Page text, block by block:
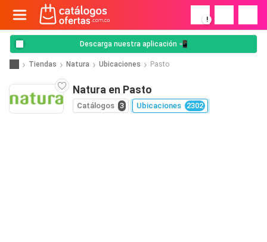
!
Descarga nuestra aplicación 📲
Tiendas Natura Ubicaciones Pasto
Natura en Pasto
Catálogos 3 Ubicaciones 2302